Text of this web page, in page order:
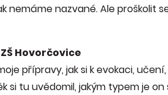
nemáme nazvané. Ale
Hovorčovice
přípravy, jak si k evokaci,
si tu uvědomil, jakým typem je